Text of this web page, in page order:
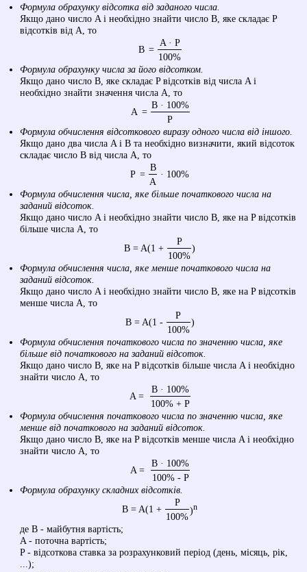
Формула обрахунку відсотка від заданого числа.
Якщо дано число A і необхідно знайти число B, яке складає P
відсотків від A, то
B =
A · P
100%
Формула обрахунку числа за його відсотком.
Якщо дано число B, яке складає P відсотків від числа A і
необхідно знайти значення числа A, то
A =
B · 100%
P
Формула обчислення відсоткового виразу одного числа від іншого.
Якщо дано два числа A і B та необхідно визначити, який відсоток
складає число B від числа A, то
P =
B
· 100%
A
Формула обчислення числа, яке більше початкового числа на
заданий відсоток.
Якщо дано число A і необхідно знайти число B, яке на P відсотків
більше числа A, то
B = A(1 +
P
)
100%
Формула обчислення числа, яке менше початкового числа на
заданий відсоток.
Якщо дано число A і необхідно знайти число B, яке на P відсотків
менше числа A, то
B = A(1 -
P
)
100%
Формула обчислення початкового числа по значенню числа, яке
більше від початкового на заданий відсоток.
Якщо дано число B, яке на P відсотків більше числа A і необхідно
знайти число A, то
A =
B · 100%
100% + P
Формула обчислення початкового числа по значенню числа, яке
менше від початкового на заданий відсоток.
Якщо дано число B, яке на P відсотків менше числа A і необхідно
знайти число A, то
A =
B · 100%
100% - P
Формула обрахунку складних відсотків.
B = A(1 +
P
)n
100%
де B - майбутня вартість;
A - поточна вартість;
P - відсоткова ставка за розрахунковий період (день, місяць, рік,
...);